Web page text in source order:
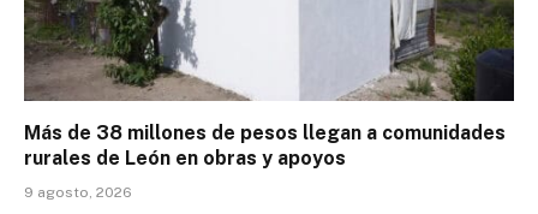
Más de 38 millones de pesos llegan a comunidades
rurales de León en obras y apoyos
9 agosto, 2026